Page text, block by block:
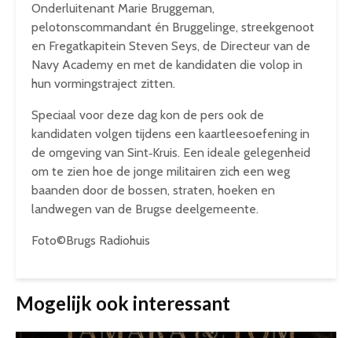
Onderluitenant Marie Bruggeman,
pelotonscommandant én Bruggelinge, streekgenoot
en Fregatkapitein Steven Seys, de Directeur van de
Navy Academy en met de kandidaten die volop in
hun vormingstraject zitten.
Speciaal voor deze dag kon de pers ook de
kandidaten volgen tijdens een kaartleesoefening in
de omgeving van Sint‑Kruis. Een ideale gelegenheid
om te zien hoe de jonge militairen zich een weg
baanden door de bossen, straten, hoeken en
landwegen van de Brugse deelgemeente.
Foto©Brugs Radiohuis
Mogelijk ook interessant